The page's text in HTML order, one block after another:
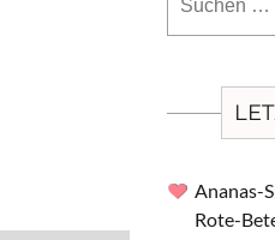
Ananas-
Rote-